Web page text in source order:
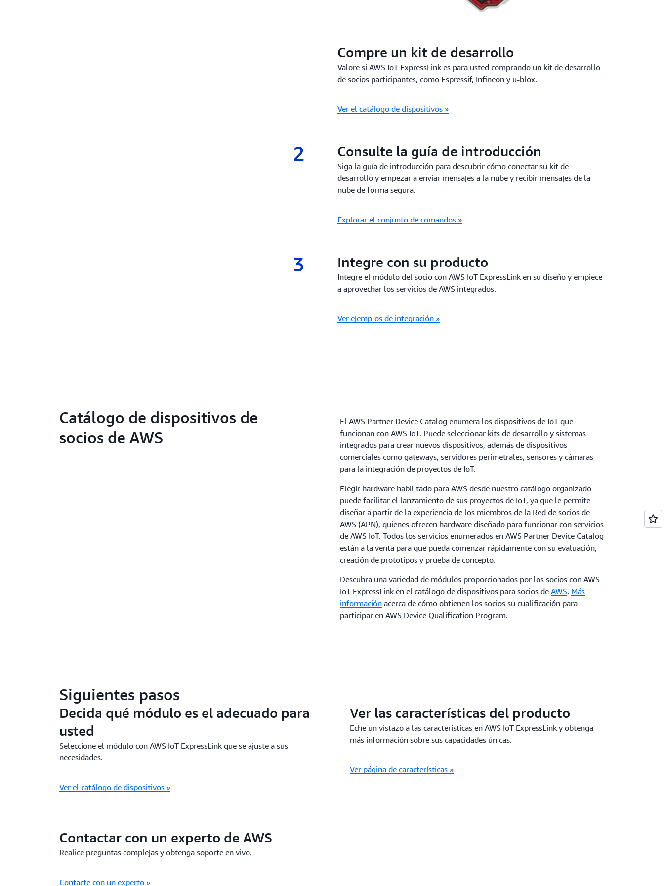
1.
Compre un kit de desarrollo
Valore si AWS IoT ExpressLink es para usted comprando un kit de desarrollo
de socios participantes, como Espressif, Infineon y u-blox.
Ver el catálogo de dispositivos »
2 2.
Consulte la guía de introducción
Siga la guía de introducción para descubrir cómo conectar su kit de
desarrollo y empezar a enviar mensajes a la nube y recibir mensajes de la
nube de forma segura.
Explorar el conjunto de comandos »
3 3.
Integre con su producto
Integre el módulo del socio con AWS IoT ExpressLink en su diseño y empiece
a aprovechar los servicios de AWS integrados.
Ver ejemplos de integración »
Catálogo de dispositivos de
socios de AWS
El AWS Partner Device Catalog enumera los dispositivos de IoT que
funcionan con AWS IoT. Puede seleccionar kits de desarrollo y sistemas
integrados para crear nuevos dispositivos, además de dispositivos
comerciales como gateways, servidores perimetrales, sensores y cámaras
para la integración de proyectos de IoT.
Elegir hardware habilitado para AWS desde nuestro catálogo organizado
puede facilitar el lanzamiento de sus proyectos de IoT, ya que le permite
diseñar a partir de la experiencia de los miembros de la Red de socios de
AWS (APN), quienes ofrecen hardware diseñado para funcionar con servicios
de AWS IoT. Todos los servicios enumerados en AWS Partner Device Catalog
están a la venta para que pueda comenzar rápidamente con su evaluación,
creación de prototipos y prueba de concepto.
Descubra una variedad de módulos proporcionados por los socios con AWS
IoT ExpressLink en el catálogo de dispositivos para socios de AWS. Más
información acerca de cómo obtienen los socios su cualificación para
participar en AWS Device Qualification Program.
Siguientes pasos
Decida qué módulo es el adecuado para
usted
Seleccione el módulo con AWS IoT ExpressLink que se ajuste a sus
necesidades.
Ver el catálogo de dispositivos »
Ver las características del producto
Eche un vistazo a las características en AWS IoT ExpressLink y obtenga
más información sobre sus capacidades únicas.
Ver página de características »
Contactar con un experto de AWS
Realice preguntas complejas y obtenga soporte en vivo.
Contacte con un experto »